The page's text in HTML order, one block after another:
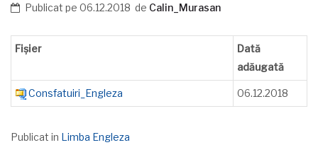
Publicat pe 06.12.2018 de Calin_Murasan
Fișier
Dată
adăugată
Consfatuiri_Engleza 06.12.2018
Publicat in Limba Engleza